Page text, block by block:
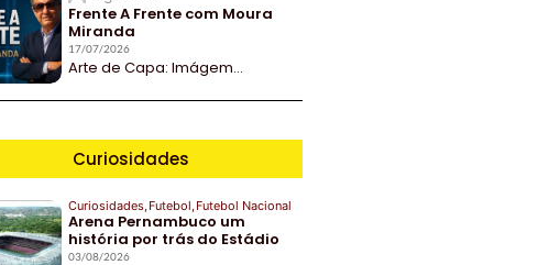
Frente A Frente com Moura
Miranda
17/07/2026
Arte de Capa: Imágem...
Curiosidades
Curiosidades Futebol Futebol Nacional
Arena Pernambuco um
história por trás do Estádio
03/08/2026